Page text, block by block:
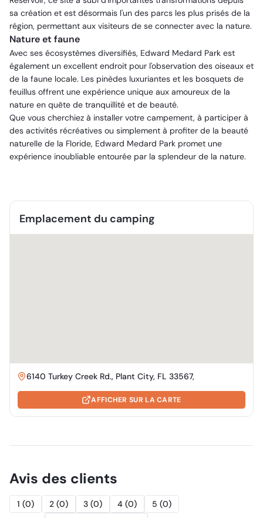
sa création et est désormais l'un des parcs les plus prisés de la
région, permettant aux visiteurs de se connecter avec la nature.
Nature et faune
Avec ses écosystèmes diversifiés, Edward Medard Park est
également un excellent endroit pour l'observation des oiseaux et
de la faune locale. Les pinèdes luxuriantes et les bosquets de
feuillus offrent une expérience unique aux amoureux de la
nature en quête de tranquillité et de beauté.
Que vous cherchiez à installer votre campement, à participer à
des activités récréatives ou simplement à profiter de la beauté
naturelle de la Floride, Edward Medard Park promet une
expérience inoubliable entourée par la splendeur de la nature.
Emplacement du camping
6140 Turkey Creek Rd., Plant City, FL 33567,
AFFICHER SUR LA CARTE
Avis des clients
1 (0) 2 (0) 3 (0) 4 (0) 5 (0)